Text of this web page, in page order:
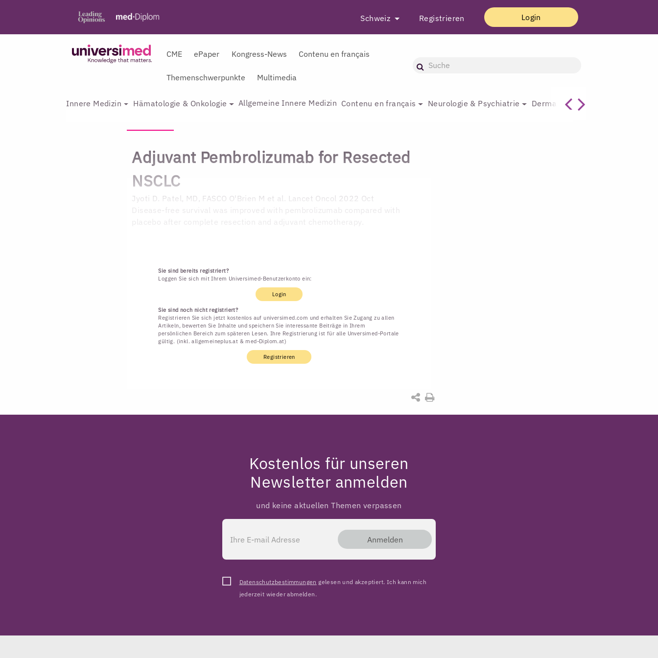
Schweiz Registrieren Login
CME ePaper Kongress-News Contenu en français
Themenschwerpunkte Multimedia
Innere Medizin Hämatologie & Onkologie Allgemeine Innere Medizin Contenu en français Neurologie & Psychiatrie Dermatologie & Plastische
Adjuvant Pembrolizumab for Resected
NSCLC
Jyoti D. Patel, MD, FASCO O'Brien M et al. Lancet Oncol 2022 Oct
Disease-free survival was improved with pembrolizumab compared with
Sie sind bereits registriert?
Loggen Sie sich mit Ihrem Universimed-Benutzerkonto ein:
Login
Sie sind noch nicht registriert?
Registrieren Sie sich jetzt kostenlos auf universimed.com und erhalten Sie Zugang zu allen
Artikeln, bewerten Sie Inhalte und speichern Sie interessante Beiträge in Ihrem
persönlichen Bereich zum späteren Lesen. Ihre Registrierung ist für alle Unversimed-Portale
gültig. (inkl. allgemeineplus.at & med-Diplom.at)
Registrieren
Kostenlos für unseren
Newsletter anmelden
und keine aktuellen Themen verpassen
Anmelden
Datenschutzbestimmungen gelesen und akzeptiert. Ich kann mich
jederzeit wieder abmelden.